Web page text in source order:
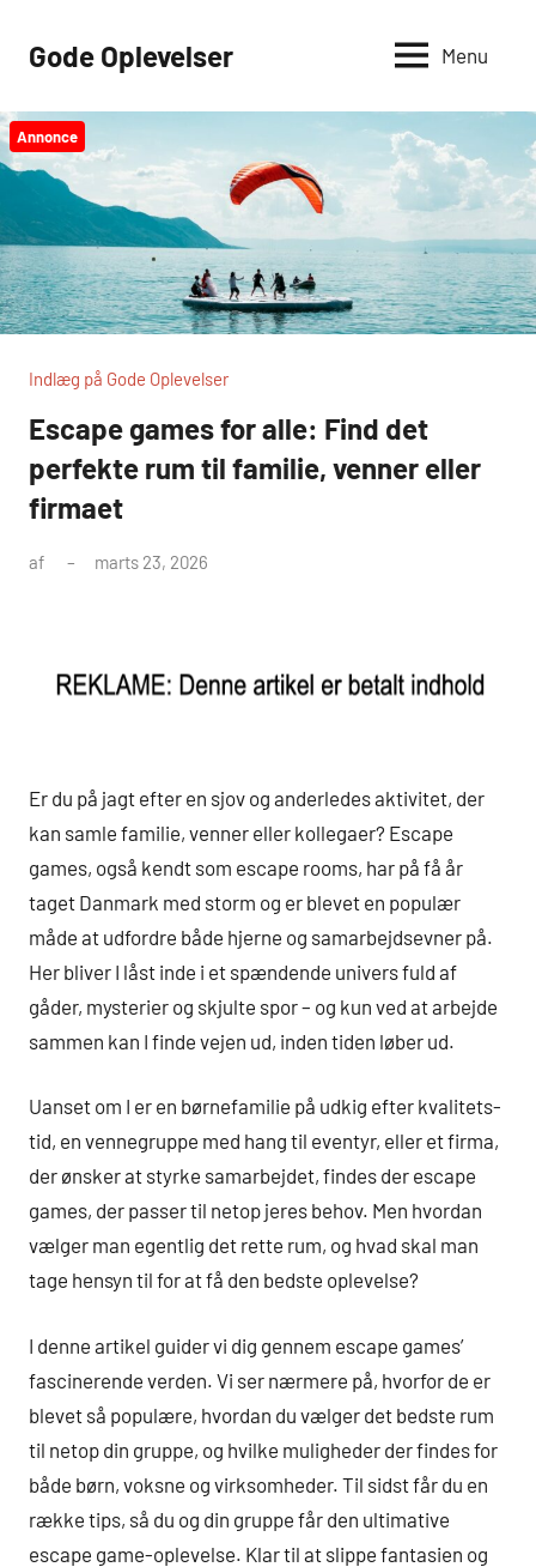
Gode Oplevelser Menu
Annonce
Indlæg på Gode Oplevelser
Escape games for alle: Find det
perfekte rum til familie, venner eller
firmaet
af marts 23, 2026
Er du på jagt efter en sjov og anderledes aktivitet, der
kan samle familie, venner eller kollegaer? Escape
games, også kendt som escape rooms, har på få år
taget Danmark med storm og er blevet en populær
måde at udfordre både hjerne og samarbejdsevner på.
Her bliver I låst inde i et spændende univers fuld af
gåder, mysterier og skjulte spor – og kun ved at arbejde
sammen kan I finde vejen ud, inden tiden løber ud.
Uanset om I er en børnefamilie på udkig efter kvalitets-
tid, en vennegruppe med hang til eventyr, eller et firma,
der ønsker at styrke samarbejdet, findes der escape
games, der passer til netop jeres behov. Men hvordan
vælger man egentlig det rette rum, og hvad skal man
tage hensyn til for at få den bedste oplevelse?
I denne artikel guider vi dig gennem escape games’
fascinerende verden. Vi ser nærmere på, hvorfor de er
blevet så populære, hvordan du vælger det bedste rum
til netop din gruppe, og hvilke muligheder der findes for
både børn, voksne og virksomheder. Til sidst får du en
række tips, så du og din gruppe får den ultimative
escape game-oplevelse. Klar til at slippe fantasien og